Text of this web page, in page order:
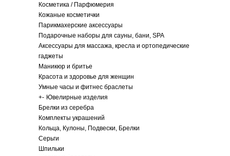
Косметика / Парфюмерия
Кожаные косметички
Парикмахерские аксессуары
Подарочные наборы для сауны, бани, SPA
Аксессуары для массажа, кресла и ортопедические
гаджеты
Маникюр и бритье
Красота и здоровье для женщин
Умные часы и фитнес браслеты
+- Ювелирные изделия
Брелки из серебра
Комплекты украшений
Кольца, Кулоны, Подвески, Брелки
Серьги
Шпильки